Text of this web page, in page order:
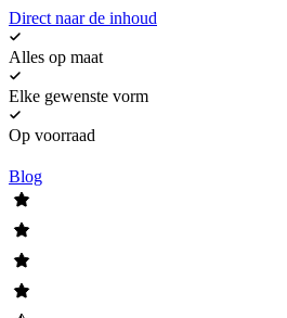
Direct naar de inhoud
Alles op maat
Elke gewenste vorm
Op voorraad
Blog